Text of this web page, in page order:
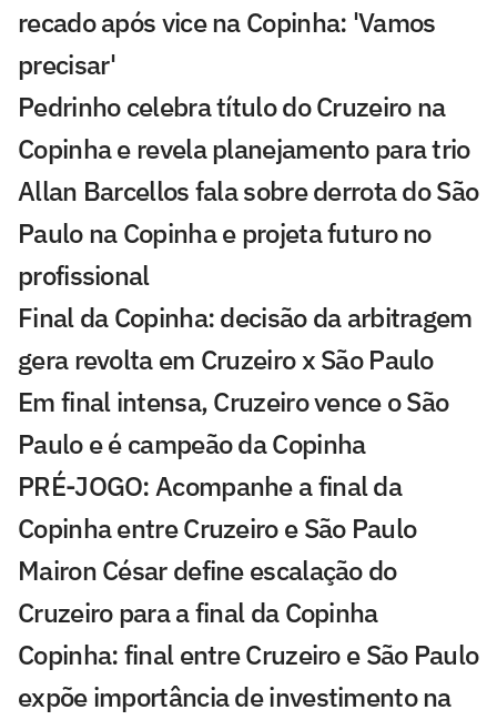
recado após vice na Copinha: 'Vamos
precisar'
Pedrinho celebra título do Cruzeiro na
Copinha e revela planejamento para trio
Allan Barcellos fala sobre derrota do São
Paulo na Copinha e projeta futuro no
profissional
Final da Copinha: decisão da arbitragem
gera revolta em Cruzeiro x São Paulo
Em final intensa, Cruzeiro vence o São
Paulo e é campeão da Copinha
PRÉ-JOGO: Acompanhe a final da
Copinha entre Cruzeiro e São Paulo
Mairon César define escalação do
Cruzeiro para a final da Copinha
Copinha: final entre Cruzeiro e São Paulo
expõe importância de investimento na